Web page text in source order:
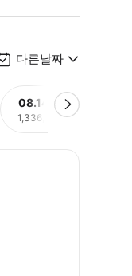
다른날짜
08.14(금)
1,336,774원